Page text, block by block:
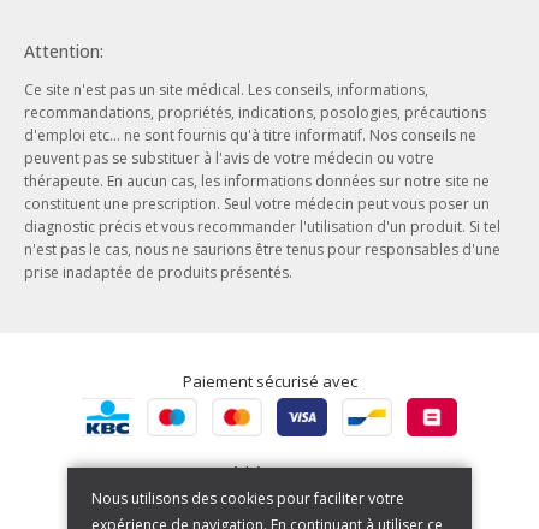
Cadeaux
Phytothérapie
Aromathérapie
Ayurveda
Herboristerie
Nos actualités
Nos marques
Données personnelles
Conditions d’utilisation du site web
Notre entreprise
Nos engagements
Nos offres d'emploi
Attention:
Ce site n'est pas un site médical. Les conseils, informations,
recommandations, propriétés, indications, posologies, précautions
d'emploi etc... ne sont fournis qu'à titre informatif. Nos conseils ne
peuvent pas se substituer à l'avis de votre médecin ou votre
thérapeute. En aucun cas, les informations données sur notre site ne
constituent une prescription. Seul votre médecin peut vous poser un
diagnostic précis et vous recommander l'utilisation d'un produit. Si tel
n'est pas le cas, nous ne saurions être tenus pour responsables d'une
prise inadaptée de produits présentés.
Paiement sécurisé avec
Expédié par BPost
Nous utilisons des cookies pour faciliter votre
expérience de navigation. En continuant à utiliser ce